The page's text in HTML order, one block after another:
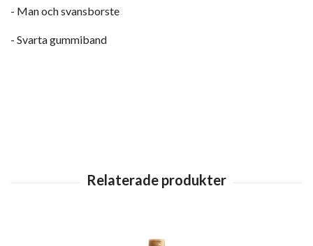
- Man och svansborste
- Svarta gummiband